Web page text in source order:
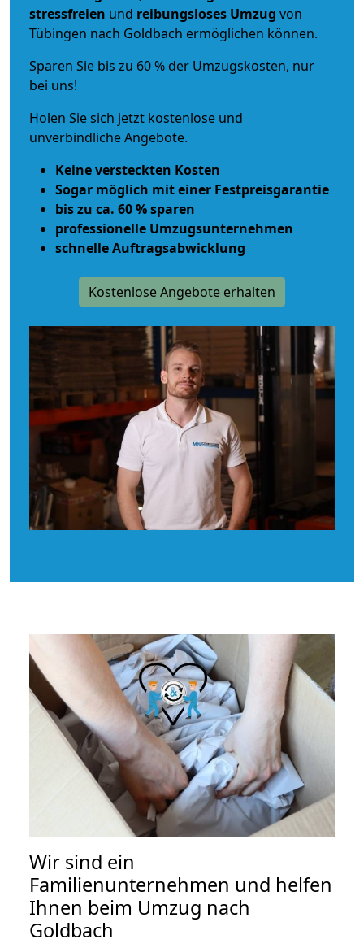
stressfreien und reibungsloses Umzug von
Tübingen nach Goldbach ermöglichen können.
Sparen Sie bis zu 60 % der Umzugskosten, nur
bei uns!
Holen Sie sich jetzt kostenlose und
unverbindliche Angebote.
Keine versteckten Kosten
Sogar möglich mit einer Festpreisgarantie
bis zu ca. 60 % sparen
professionelle Umzugsunternehmen
schnelle Auftragsabwicklung
Kostenlose Angebote erhalten
Wir sind ein
Familienunternehmen und helfen
Ihnen beim Umzug nach
Goldbach